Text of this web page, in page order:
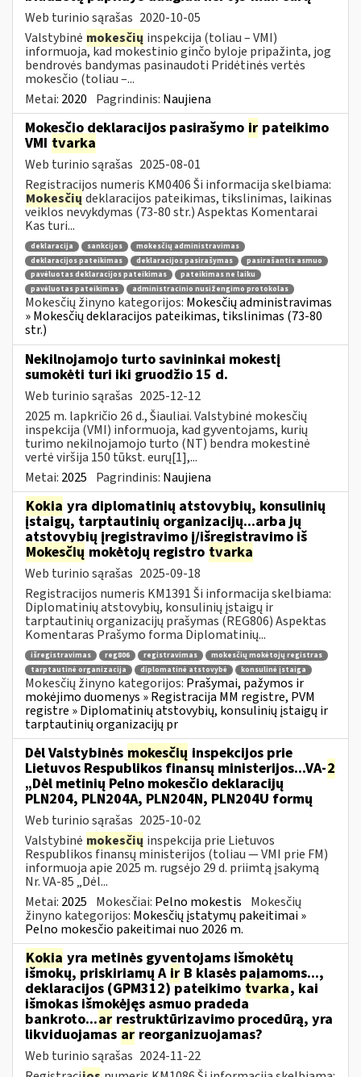
Web turinio sąrašas 2020-10-05
Valstybinė mokesčių inspekcija (toliau – VMI)
informuoja, kad mokestinio ginčo byloje pripažinta, jog
bendrovės bandymas pasinaudoti Pridėtinės vertės
mokesčio (toliau –...
Metai: 2020 Pagrindinis: Naujiena
Mokesčio deklaracijos pasirašymo ir pateikimo
VMI tvarka
Web turinio sąrašas 2025-08-01
Registracijos numeris KM0406 Ši informacija skelbiama:
Mokesčių deklaracijos pateikimas, tikslinimas, laikinas
veiklos nevykdymas (73-80 str.) Aspektas Komentarai
Kas turi...
deklaracija sankcijos
mokesčių administravimas
deklaracijos pateikimas
deklaracijos pasirašymas
pasirašantis asmuo
pavėluotas deklaracijos pateikimas
pateikimas ne laiku
pavėluotas pateikimas
administracinio nusižengimo protokolas
Mokesčių žinyno kategorijos: Mokesčių administravimas
» Mokesčių deklaracijos pateikimas, tikslinimas (73-80
str.)
Nekilnojamojo turto savininkai mokestį
sumokėti turi iki gruodžio 15 d.
Web turinio sąrašas 2025-12-12
2025 m. lapkričio 26 d., Šiauliai. Valstybinė mokesčių
inspekcija (VMI) informuoja, kad gyventojams, kurių
turimo nekilnojamojo turto (NT) bendra mokestinė
vertė viršija 150 tūkst. eurų[1],...
Metai: 2025 Pagrindinis: Naujiena
Kokia yra diplomatinių atstovybių, konsulinių
įstaigų, tarptautinių organizacijų...arba jų
atstovybių įregistravimo į/išregistravimo iš
Mokesčių mokėtojų registro tvarka
Web turinio sąrašas 2025-09-18
Registracijos numeris KM1391 Ši informacija skelbiama:
Diplomatinių atstovybių, konsulinių įstaigų ir
tarptautinių organizacijų prašymas (REG806) Aspektas
Komentaras Prašymo forma Diplomatinių...
išregistravimas reg806 registravimas
mokesčių mokėtojų registras
tarptautinė organizacija
diplomatinė atstovybė konsulinė įstaiga
Mokesčių žinyno kategorijos: Prašymai, pažymos ir
mokėjimo duomenys » Registracija MM registre, PVM
registre » Diplomatinių atstovybių, konsulinių įstaigų ir
tarptautinių organizacijų pr
Dėl Valstybinės mokesčių inspekcijos prie
Lietuvos Respublikos finansų ministerijos...VA-2
„Dėl metinių Pelno mokesčio deklaracijų
PLN204, PLN204A, PLN204N, PLN204U formų
Web turinio sąrašas 2025-10-02
Valstybinė mokesčių inspekcija prie Lietuvos
Respublikos finansų ministerijos (toliau — VMI prie FM)
informuoja apie 2025 m. rugsėjo 29 d. priimtą įsakymą
Nr. VA-85 „Dėl...
Metai: 2025 Mokesčiai: Pelno mokestis Mokesčių
žinyno kategorijos: Mokesčių įstatymų pakeitimai »
Pelno mokesčio pakeitimai nuo 2026 m.
Kokia yra metinės gyventojams išmokėtų
išmokų, priskiriamų A ir B klasės pajamoms...,
deklaracijos (GPM312) pateikimo tvarka, kai
išmokas išmokėjęs asmuo pradeda
bankroto...ar restruktūrizavimo procedūrą, yra
likviduojamas ar reorganizuojamas?
Web turinio sąrašas 2024-11-22